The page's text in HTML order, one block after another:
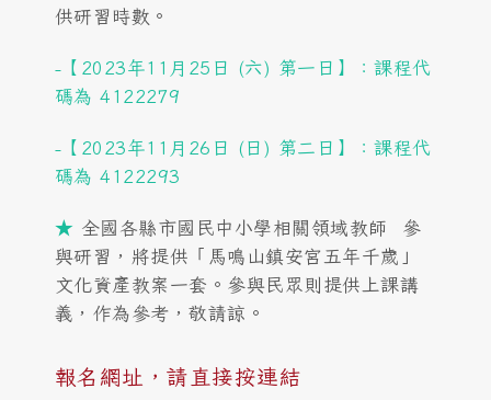
供研習時數。
- 【 2023年11月25日 (六) 第一日】：課程代
碼為 4122279
-【 2023年11月26日 (日) 第二日】：課程代
碼為 4122293
★ 全國各縣市國民中小學相關領域教師 參
與研習，將提供「馬鳴山鎮安宮五年千歲」
文化資產教案一套。參與民眾則提供上課講
義，作為參考，敬請諒。
報名網址，請直接按連結